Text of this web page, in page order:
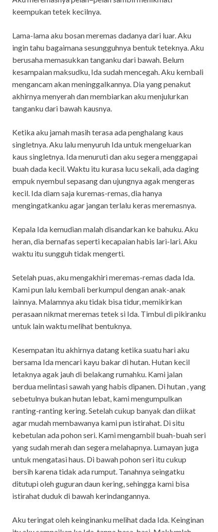
keempukan tetek kecilnya.
Lama-lama aku bosan meremas dadanya dari luar. Aku
ingin tahu bagaimana sesungguhnya bentuk teteknya. Aku
berusaha memasukkan tanganku dari bawah. Belum
kesampaian maksudku, Ida sudah mencegah. Aku kembali
mengancam akan meninggalkannya. Dia yang penakut
akhirnya menyerah dan membiarkan aku menjulurkan
tanganku dari bawah kausnya.
Ketika aku jamah masih terasa ada penghalang kaus
singletnya. Aku lalu menyuruh Ida untuk mengeluarkan
kaus singletnya. Ida menuruti dan aku segera menggapai
buah dada kecil. Waktu itu kurasa lucu sekali, ada daging
empuk nyembul sepasang dan ujungnya agak mengeras
kecil. Ida diam saja kuremas-remas, dia hanya
mengingatkanku agar jangan terlalu keras meremasnya.
Kepala Ida kemudian malah disandarkan ke bahuku. Aku
heran, dia bernafas seperti kecapaian habis lari-lari. Aku
waktu itu sungguh tidak mengerti.
Setelah puas, aku mengakhiri meremas-remas dada Ida.
Kami pun lalu kembali berkumpul dengan anak-anak
lainnya. Malamnya aku tidak bisa tidur, memikirkan
perasaan nikmat meremas tetek si Ida. Timbul di pikiranku
untuk lain waktu melihat bentuknya.
Kesempatan itu akhirnya datang ketika suatu hari aku
bersama Ida mencari kayu bakar di hutan. Hutan kecil
letaknya agak jauh di belakang rumahku. Kami jalan
berdua melintasi sawah yang habis dipanen. Di hutan , yang
sebetulnya bukan hutan lebat, kami mengumpulkan
ranting-ranting kering. Setelah cukup banyak dan diikat
agar mudah membawanya kami pun istirahat. Di situ
kebetulan ada pohon seri. Kami mengambil buah-buah seri
yang sudah merah dan segera melahapnya. Lumayan juga
untuk mengatasi haus. Di bawah pohon seri itu cukup
bersih karena tidak ada rumput. Tanahnya seingatku
ditutupi oleh guguran daun kering, sehingga kami bisa
istirahat duduk di bawah kerindangannya.
Aku teringat oleh keinginanku melihat dada Ida. Keinginan